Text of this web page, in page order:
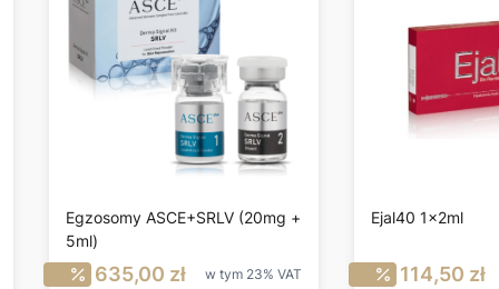
Egzosomy ASCE+SRLV (20mg +
5ml)
Cena promocyjna brutto
635,00 zł w tym 23% VAT
Ejal40 1x2ml
Cena
114,50 zł